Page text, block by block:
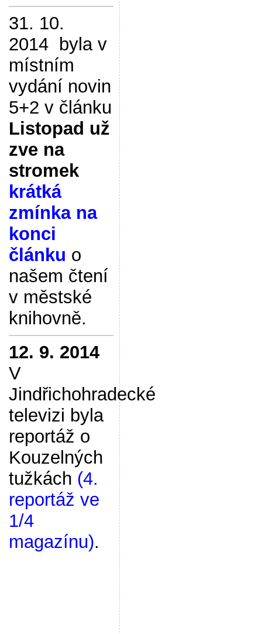
31. 10.
2014 byla v
místním
vydání novin
5+2 v článku
Listopad už
zve na
stromek
krátká
zmínka na
konci
článku o
našem čtení
v městské
knihovně.
12. 9. 2014
V
Jindřichohradecké
televizi byla
reportáž o
Kouzelných
tužkách (4.
reportáž ve
1/4
magazínu).